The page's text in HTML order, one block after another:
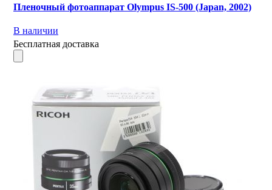
Пленочный фотоаппарат Olympus IS-500 (Japan, 2002)
В наличии
Бесплатная доставка